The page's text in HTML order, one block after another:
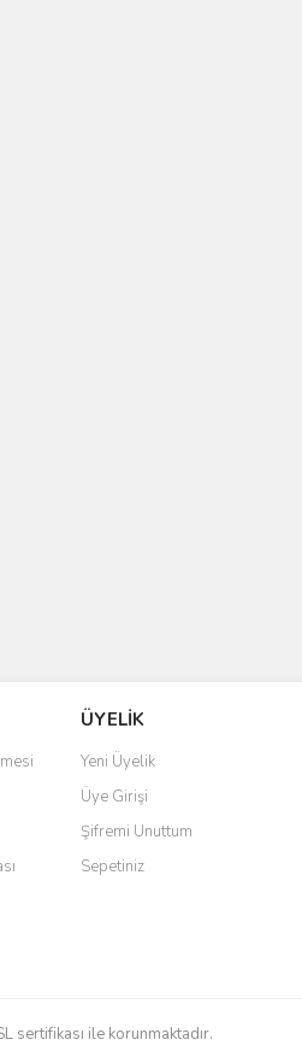
ÜYELİK
Yeni Üyelik
Üye Girişi
Şifremi Unuttum
Sepetiniz
sertifikası ile korunmaktadır.